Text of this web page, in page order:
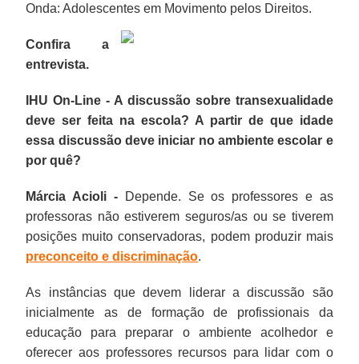
Onda: Adolescentes em Movimento pelos Direitos.
Confira a
entrevista.
IHU On-Line - A discussão sobre transexualidade
deve ser feita na escola? A partir de que idade
essa discussão deve iniciar no ambiente escolar e
por quê?
Márcia Acioli -Depende. Se os professores e as
professoras não estiverem seguros/as ou se tiverem
posições muito conservadoras, podem produzir mais
preconceito e discriminação.
As instâncias que devem liderar a discussão são
inicialmente as de formação de profissionais da
educação para preparar o ambiente acolhedor e
oferecer aos professores recursos para lidar com o